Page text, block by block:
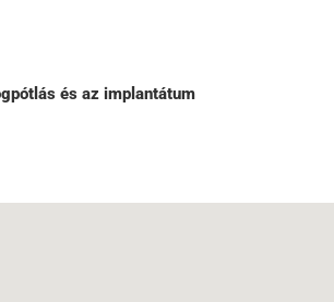
és az implantátum